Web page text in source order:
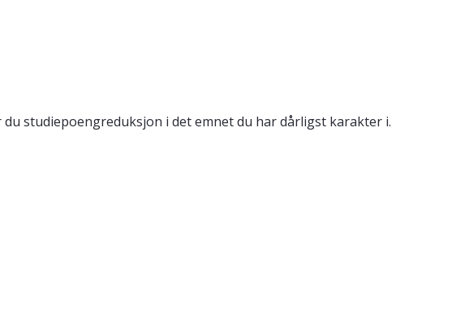
studiepoengreduksjon i det emnet du har dårligst karakter i.